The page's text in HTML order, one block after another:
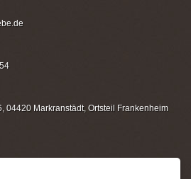
04420 Markranstädt, Ortsteil Frankenheim